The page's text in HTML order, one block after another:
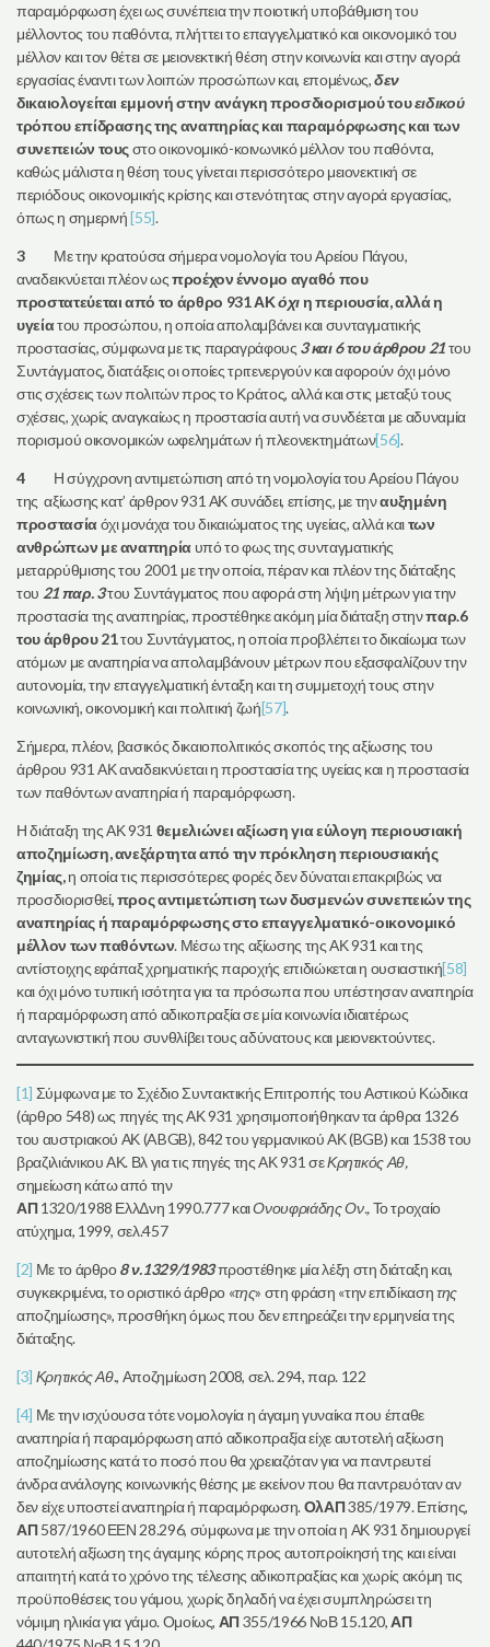
παραμόρφωση έχει ως συνέπεια την ποιοτική υποβάθμιση του
μέλλοντος του παθόντα, πλήττει το επαγγελματικό και οικονομικό του
μέλλον και τον θέτει σε μειονεκτική θέση στην κοινωνία και στην αγορά
εργασίας έναντι των λοιπών προσώπων και, επομένως,δεν
δικαιολογείται εμμονή στην ανάγκη προσδιορισμού τουειδικού
τρόπου επίδρασης της αναπηρίας και παραμόρφωσης και των
συνεπειών τουςστο οικονομικό-κοινωνικό μέλλον του παθόντα,
καθώς μάλιστα η θέση τους γίνεται περισσότερο μειονεκτική σε
περιόδους οικονομικής κρίσης και στενότητας στην αγορά εργασίας,
όπως η σημερινή[55].
3 Με την κρατούσα σήμερα νομολογία του Αρείου Πάγου,
αναδεικνύεται πλέον ωςπροέχον έννομο αγαθό που
προστατεύεται από το άρθρο 931 ΑΚόχιη περιουσία, αλλά η
υγείατου προσώπου, η οποία απολαμβάνει και συνταγματικής
προστασίας, σύμφωνα με τις παραγράφους 3 και 6 του άρθρου 21του
Συντάγματος, διατάξεις οι οποίες τριτενεργούν και αφορούν όχι μόνο
στις σχέσεις των πολιτών προς το Κράτος, αλλά και στις μεταξύ τους
σχέσεις, χωρίς αναγκαίως η προστασία αυτή να συνδέεται με αδυναμία
πορισμού οικονομικών ωφελημάτων ή πλεονεκτημάτων[56].
4 Η σύγχρονη αντιμετώπιση από τη νομολογία του Αρείου Πάγου
της αξίωσης κατ’ άρθρον 931 ΑΚ συνάδει, επίσης, με τηναυξημένη
προστασίαόχι μονάχα του δικαιώματος της υγείας, αλλά καιτων
ανθρώπων με αναπηρία υπό το φως της συνταγματικής
μεταρρύθμισης του 2001 με την οποία, πέραν και πλέον της διάταξης
του 21 παρ. 3του Συντάγματος που αφορά στη λήψη μέτρων για την
προστασία της αναπηρίας, προστέθηκε ακόμη μία διάταξη στηνπαρ.6
του άρθρου 21του Συντάγματος, η οποία προβλέπει το δικαίωμα των
ατόμων με αναπηρία να απολαμβάνουν μέτρων που εξασφαλίζουν την
αυτονομία, την επαγγελματική ένταξη και τη συμμετοχή τους στην
κοινωνική, οικονομική και πολιτική ζωή[57].
Σήμερα, πλέον, βασικός δικαιοπολιτικός σκοπός της αξίωσης του
άρθρου 931 ΑΚ αναδεικνύεται η προστασία της υγείας και η προστασία
των παθόντων αναπηρία ή παραμόρφωση.
Η διάταξη της ΑΚ 931 θεμελιώνει αξίωση για εύλογη περιουσιακή
αποζημίωση, ανεξάρτητα από την πρόκληση περιουσιακής
ζημίας,η οποία τις περισσότερες φορές δεν δύναται επακριβώς να
προσδιορισθεί, προς αντιμετώπιση των δυσμενών συνεπειών της
αναπηρίας ή παραμόρφωσης στο επαγγελματικό-οικονομικό
μέλλον των παθόντων. Μέσω της αξίωσης της ΑΚ 931 και της
αντίστοιχης εφάπαξ χρηματικής παροχής επιδιώκεται η ουσιαστική[58]
και όχι μόνο τυπική ισότητα για τα πρόσωπα που υπέστησαν αναπηρία
ή παραμόρφωση από αδικοπραξία σε μία κοινωνία ιδιαιτέρως
ανταγωνιστική που συνθλίβει τους αδύνατους και μειονεκτούντες.
[1] Σύμφωνα με το Σχέδιο Συντακτικής Επιτροπής του Αστικού Κώδικα
(άρθρο 548) ως πηγές της ΑΚ 931 χρησιμοποιήθηκαν τα άρθρα 1326
του αυστριακού ΑΚ (ABGB), 842 του γερμανικού ΑΚ (BGB) και 1538 του
βραζιλιάνικου ΑΚ. Βλ για τις πηγές της ΑΚ 931 σεΚρητικόςΑθ,
σημείωση κάτω από την
ΑΠ1320/1988 ΕλλΔνη 1990.777 καιΟνουφριάδης Ον.,Το τροχαίο
ατύχημα, 1999, σελ.457
[2] Με το άρθρο8 ν.1329/1983προστέθηκε μία λέξη στη διάταξη και,
συγκεκριμένα, το οριστικό άρθρο «της» στη φράση «την επιδίκασητης
αποζημίωσης», προσθήκη όμως που δεν επηρεάζει την ερμηνεία της
διάταξης.
[3] ΚρητικόςΑθ., Αποζημίωση 2008, σελ. 294, παρ. 122
[4] Με την ισχύουσα τότε νομολογία η άγαμη γυναίκα που έπαθε
αναπηρία ή παραμόρφωση από αδικοπραξία είχε αυτοτελή αξίωση
αποζημίωσης κατά το ποσό που θα χρειαζόταν για να παντρευτεί
άνδρα ανάλογης κοινωνικής θέσης με εκείνον που θα παντρευόταν αν
δεν είχε υποστεί αναπηρία ή παραμόρφωση.ΟλΑΠ385/1979. Επίσης,
ΑΠ587/1960 ΕΕΝ 28.296, σύμφωνα με την οποία η ΑΚ 931 δημιουργεί
αυτοτελή αξίωση της άγαμης κόρης προς αυτοπροίκησή της και είναι
απαιτητή κατά το χρόνο της τέλεσης αδικοπραξίας και χωρίς ακόμη τις
προϋποθέσεις του γάμου, χωρίς δηλαδή να έχει συμπληρώσει τη
νόμιμη ηλικία για γάμο. Ομοίως, ΑΠ355/1966 ΝοΒ 15.120,ΑΠ